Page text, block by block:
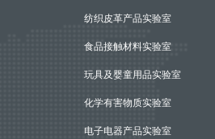
纺织皮革产品实验室
食品接触材料实验室
玩具及婴童用品实验室
化学有害物质实验室
电子电器产品实验室